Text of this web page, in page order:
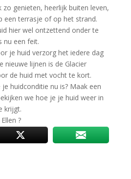
zo genieten, heerlijk buiten leven,
een terrasje of op het strand.
hier wel ontzettend onder te
nu een feit.
je huid verzorg het iedere dag
nieuwe lijnen is de Glacier
de huid met vocht te kort.
huidconditie nu is? Maak een
we hoe je je huid weer in
krijgt.
?